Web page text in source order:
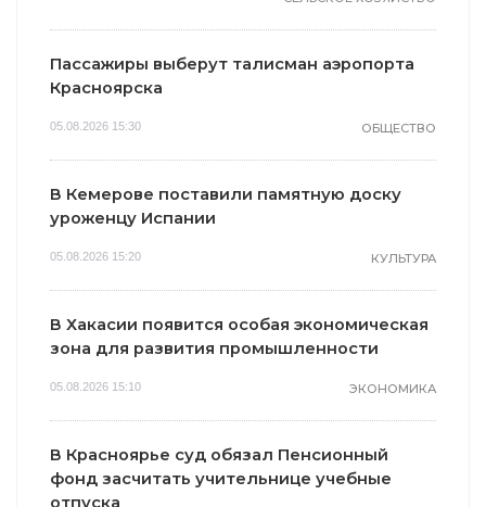
Пассажиры выберут талисман аэропорта
Красноярска
05.08.2026 15:30 ОБЩЕСТВО
В Кемерове поставили памятную доску
уроженцу Испании
05.08.2026 15:20 КУЛЬТУРА
В Хакасии появится особая экономическая
зона для развития промышленности
05.08.2026 15:10 ЭКОНОМИКА
В Красноярье суд обязал Пенсионный
фонд засчитать учительнице учебные
отпуска